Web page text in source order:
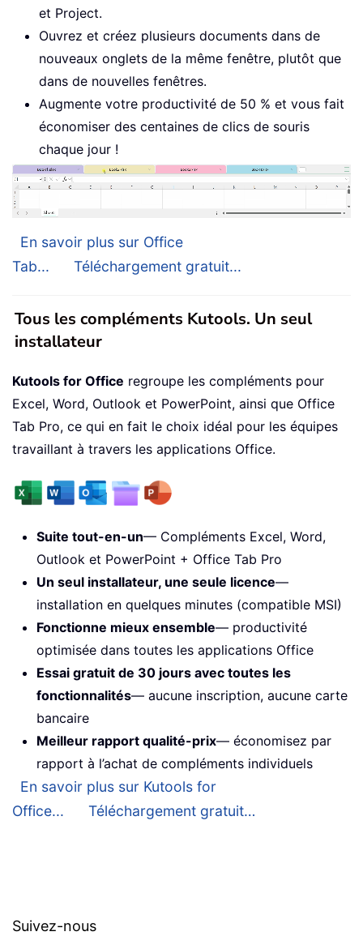
et Project.
Ouvrez et créez plusieurs documents dans de
nouveaux onglets de la même fenêtre, plutôt que
dans de nouvelles fenêtres.
Augmente votre productivité de 50 % et vous fait
économiser des centaines de clics de souris
chaque jour !
En savoir plus sur Office
Tab...
Téléchargement gratuit...
Tous les compléments Kutools. Un seul
installateur
Kutools for Office regroupe les compléments pour
Excel, Word, Outlook et PowerPoint, ainsi que Office
Tab Pro, ce qui en fait le choix idéal pour les équipes
travaillant à travers les applications Office.
Suite tout-en-un— Compléments Excel, Word,
Outlook et PowerPoint + Office Tab Pro
Un seul installateur, une seule licence—
installation en quelques minutes (compatible MSI)
Fonctionne mieux ensemble— productivité
optimisée dans toutes les applications Office
Essai gratuit de 30 jours avec toutes les
fonctionnalités— aucune inscription, aucune carte
bancaire
Meilleur rapport qualité-prix— économisez par
rapport à l’achat de compléments individuels
En savoir plus sur Kutools for
Office...
Téléchargement gratuit…
Suivez-nous